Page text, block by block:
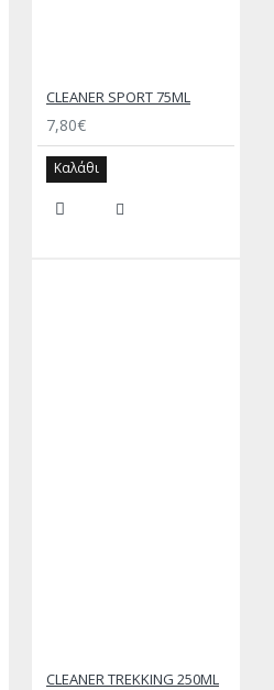
CLEANER SPORT 75ML
7,80€
Καλάθι
CLEANER TREKKING 250ML